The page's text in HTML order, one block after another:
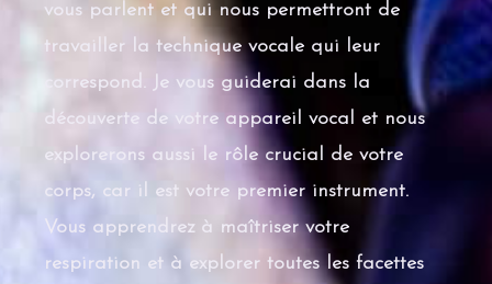
vous parlent et qui nous permettront de
travailler la technique vocale qui leur
correspond. Je vous guiderai dans la
découverte de votre appareil vocal et nous
explorerons aussi le rôle crucial de votre
corps, car il est votre premier instrument.
Vous apprendrez à maîtriser votre
respiration et à explorer toutes les facettes